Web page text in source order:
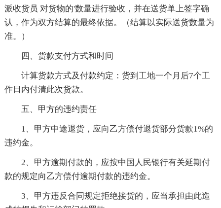
派收货员 对货物的'数量进行验收，并在送货单上签字确
认，作为双方结算的最终依据。（结算以实际送货数量为
准。）
四、货款支付方式和时间
计算货款方式及付款约定：货到工地一个月后7个工
作日内付清此次货款。
五、甲方的违约责任
1、甲方中途退货，应向乙方偿付退货部分货款1%的
违约金。
2、甲方逾期付款的，应按中国人民银行有关延期付
款的规定向乙方偿付逾期付款的违约金。
3、甲方违反合同规定拒绝接货的，应当承担由此造